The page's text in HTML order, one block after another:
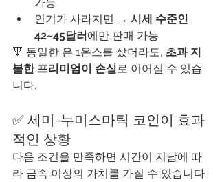
인기가 사라지면 → 시세 수준인
42~45달러에만 판매 가능
🔻 동일한 은 1온스를 샀더라도, 초과 지
불한 프리미엄이 손실 로 이어질 수 있습
니다.
✅ 세미-누미스마틱 코인이 효과
적인 상황
다음 조건을 만족하면 시간이 지남에 따
라 금속 이상의 가치를 가질 수 있습니다: